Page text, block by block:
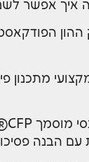
איך אפשר
הבנה